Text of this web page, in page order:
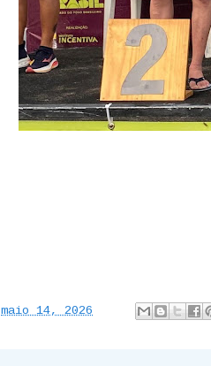
maio 14, 2026